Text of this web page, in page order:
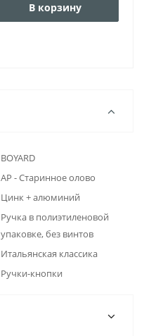
В корзину
BOYARD
AP - Cтаринное олово
Цинк + алюминий
Ручка в полиэтиленовой
упаковке, без винтов
Итальянская классика
Ручки-кнопки